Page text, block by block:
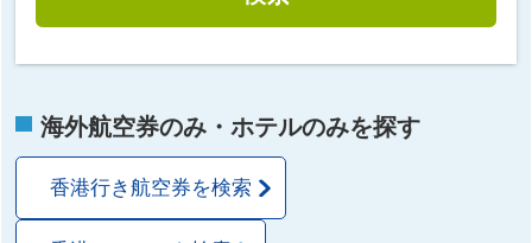
海外航空券のみ・ホテルのみを探す
香港行き航空券を検索